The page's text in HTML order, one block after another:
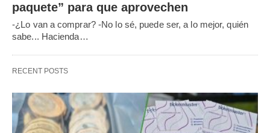
paquete” para que aprovechen
-¿Lo van a comprar? -No lo sé, puede ser, a lo mejor, quién
sabe... Hacienda…
RECENT POSTS